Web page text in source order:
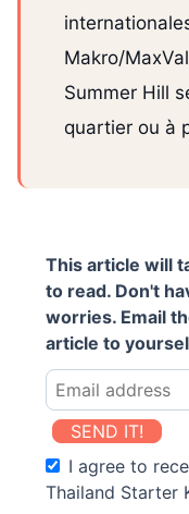
Makro/
Summer Hill
quartier ou à
This article will
to read. Don't
worries. Email
article to
SEND IT!
I agree to
Thailand Starter